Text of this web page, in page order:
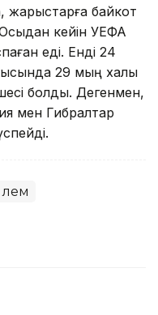
жарыстарға байкот
кейін УЕФА
еді. Енді 24
29 мың халқы
болды. Дегенмен,
мен Гибралтар
Әлем